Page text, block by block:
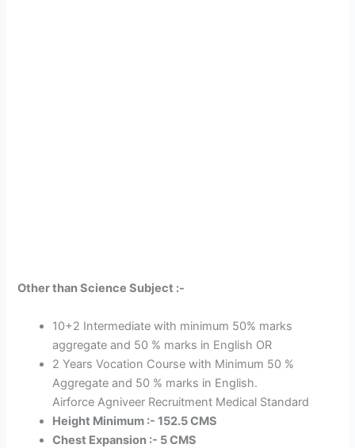
Other than Science Subject :-
10+2 Intermediate with minimum 50% marks
aggregate and 50 % marks in English OR
2 Years Vocation Course with Minimum 50 %
Aggregate and 50 % marks in English.
Airforce Agniveer Recruitment Medical Standard
Height Minimum :- 152.5 CMS
Chest Expansion :- 5 CMS